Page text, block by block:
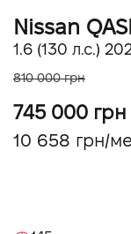
Nissan
1.6 (130 л.с.)
810 000 грн
745 000 грн
10 658 грн/
VIDI